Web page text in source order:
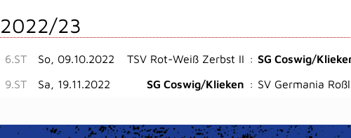
2022/23
6.ST So, 09.10.2022 TSV Rot-Weiß Zerbst II : SG Coswig/
9.ST Sa, 19.11.2022 SG Coswig/Klieken : SV Germania